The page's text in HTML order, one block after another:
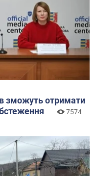
зможуть отримати
7574